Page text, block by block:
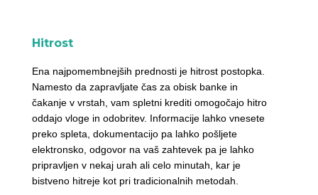
Hitrost
Ena najpomembnejših prednosti je hitrost postopka.
Namesto da zapravljate čas za obisk banke in
čakanje v vrstah, vam spletni krediti omogočajo hitro
oddajo vloge in odobritev. Informacije lahko vnesete
preko spleta, dokumentacijo pa lahko pošljete
elektronsko, odgovor na vaš zahtevek pa je lahko
pripravljen v nekaj urah ali celo minutah, kar je
bistveno hitreje kot pri tradicionalnih metodah.